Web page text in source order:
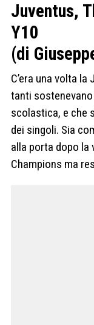
Juventus,
Y10
(di
C’era una volta
tanti
scolastica, e che
dei singoli. Sia
alla porta dopo la
Champions ma